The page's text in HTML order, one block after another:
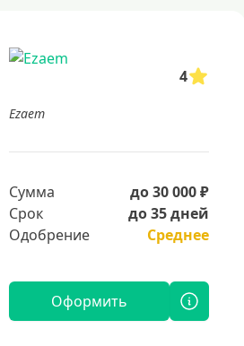
4
Ezaem
Сумма
до 30 000 ₽
Срок
до 35 дней
Одобрение
Среднее
Оформить